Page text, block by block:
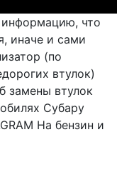
информацию, что
иначе и сами
(по
втулок)
замены втулок
Субару
На бензин и